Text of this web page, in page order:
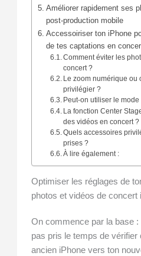
Améliorer rapidement ses
post-production mobile
Accessoiriser ton iPhone
de tes captations en
Comment éviter les
concert ?
Le zoom numérique ou
privilégier ?
Peut-on utiliser le
La fonction Center
des vidéos en concert ?
Quels accessoires
prises ?
À lire également :
Optimiser les réglages de
photos et vidéos de concert
On commence par la base :
pas pris le temps de
ancien iPhone vers ton